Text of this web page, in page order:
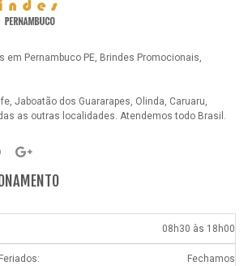
em Pernambuco PE, Brindes Promocionais,
Jaboatão dos Guararapes, Olinda, Caruaru,
as outras localidades. Atendemos todo Brasil.
08h30 às 18h00
Fechamos